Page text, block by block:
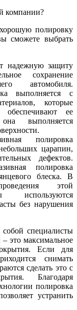
компании?
полировку
сможете выбрать
надежную защиту
сохранение
автомобиля.
выполняется с
которые
обеспечивают ее
выполняется
полировка
царапин,
дефектов.
полировка
блеска. В
этой
используются
без нарушения
собой специалисты
это максимальное
Если для
снимать
сделать это с
Благодаря
полировка
устранить